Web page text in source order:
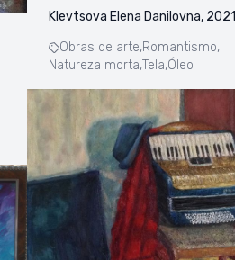
Klevtsova Elena Danilovna, 2021
Obras de arte,Romantismo,
Natureza morta,Tela,Óleo